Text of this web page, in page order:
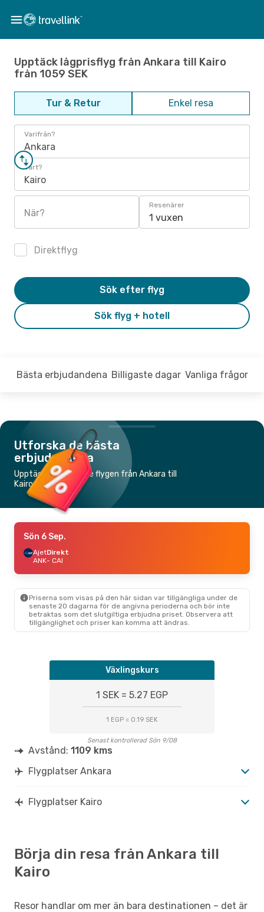
Upptäck lågprisflyg från Ankara till Kairo
från 1059 SEK
Tur & Retur Enkel resa
Varifrån?
Ankara
Vart?
Kairo
När?
Resenärer
1 vuxen
Direktflyg
Sök flyg + hotell
Sök efter flyg
Bästa erbjudandena Billigaste dagar Vanliga frågor
Utforska de bästa
erbjudandena
Upptäck de billigaste flygen från Ankara till
Kairo
Sön 6 Sep.
AjetDirekt
ANK- CAI
Priserna som visas på den här sidan var tillgängliga under de
senaste 20 dagarna för de angivna perioderna och bör inte
betraktas som det slutgiltiga erbjudna priset. Observera att
tillgänglighet och priser kan komma att ändras.
Växlingskurs
1 SEK = 5.27 EGP
1 EGP = 0.19 SEK
Senast kontrollerad Sön 9/08
Avstånd: 1109 kms
Flygplatser Ankara
Flygplatser Kairo
Börja din resa från Ankara till
Kairo
Resor handlar om mer än bara destinationen – det är